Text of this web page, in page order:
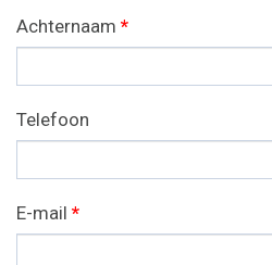
Achternaam *
Telefoon
E-mail *